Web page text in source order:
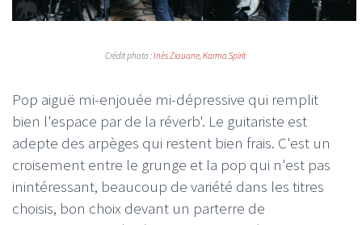
Crédit photo :InèsZiouane, Karma Spirit
Pop aiguë mi-enjouée mi-dépressive qui remplit
bien l'espace par de la réverb'. Le guitariste est
adepte des arpèges qui restent bien frais. C'est un
croisement entre le grunge et la pop qui n'est pas
inintéressant, beaucoup de variété dans les titres
choisis, bon choix devant un parterre de